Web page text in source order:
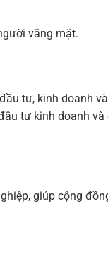
vắng mặt.
tư, kinh doanh
tư kinh doanh
giúp cộng